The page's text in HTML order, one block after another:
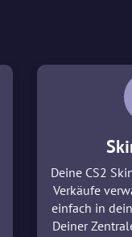
Deine CS2
Verkäufe
einfach in
Deiner